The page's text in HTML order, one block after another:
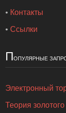
• Контакты
•Ссылки
Популярные
Электронный
Теория